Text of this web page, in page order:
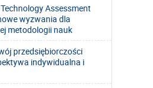
Assessment
wyzwania dla
metodologii nauk
przedsiębiorczości
indywidualna i